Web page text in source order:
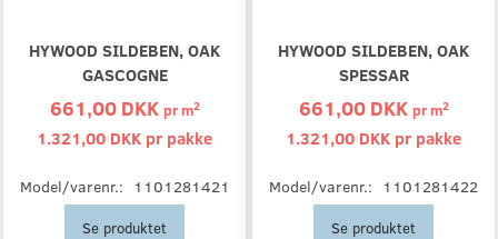
HYWOOD SILDEBEN, OAK
GASCOGNE
661,00 DKK prm2
1.321,00 DKK pr pakke
Model/varenr.: 1101281421
Se produktet
HYWOOD SILDEBEN, OAK
SPESSAR
661,00 DKK prm2
1.321,00 DKK pr pakke
Model/varenr.: 1101281422
Se produktet